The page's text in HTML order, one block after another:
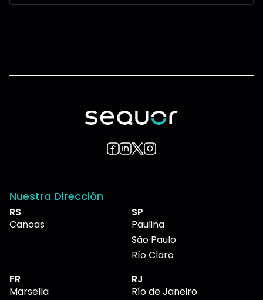
Nuestra Dirección
RS
Canoas
SP
Paulina
São Paulo
Río Claro
FR
Marsella
RJ
Río de Janeiro